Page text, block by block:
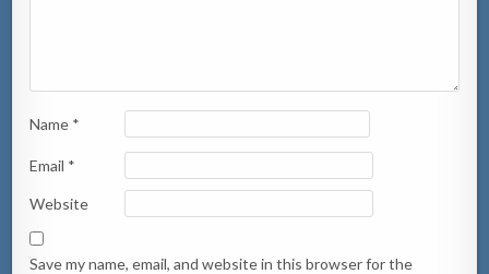
Name *
Email *
Website
Save my name, email, and website in this browser for the